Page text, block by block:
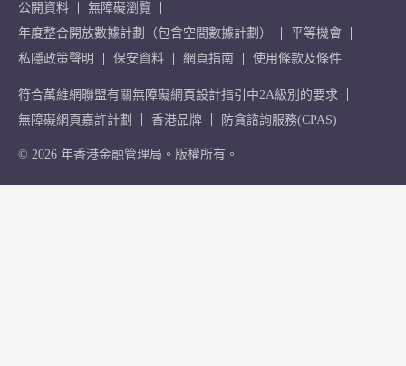
公開資料
無障礙瀏覽
年度整合開放數據計劃（包含空間數據計劃）
平等機會
私隱政策聲明
保安資料 網頁指南 使用條款及條件
符合萬維網聯盟有關無障礙網頁設計指引中2A級別的要求
無障礙網頁嘉許計劃
香港品牌 防貪諮詢服務(CPAS)
© 2026 年香港金融管理局。版權所有。